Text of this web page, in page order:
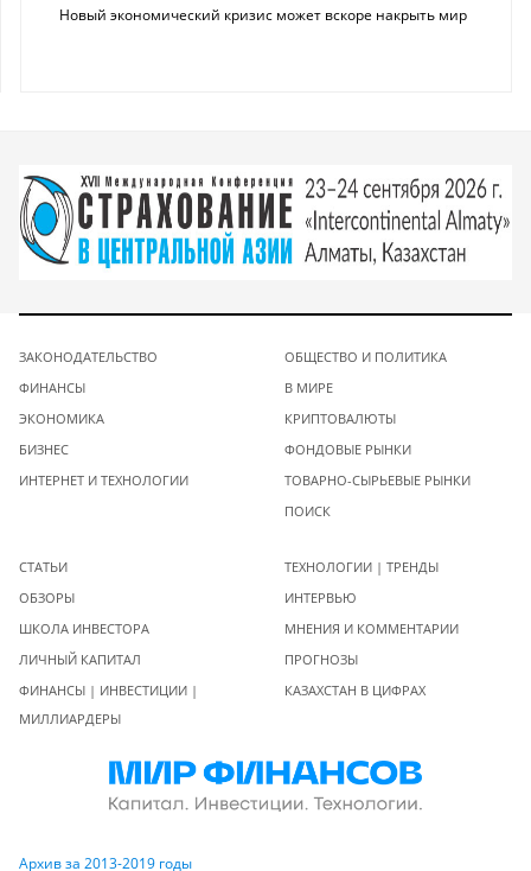
Новый экономический кризис может вскоре накрыть мир
ЗАКОНОДАТЕЛЬСТВО
ФИНАНСЫ
ЭКОНОМИКА
БИЗНЕС
ИНТЕРНЕТ И ТЕХНОЛОГИИ
ОБЩЕСТВО И ПОЛИТИКА
В МИРЕ
КРИПТОВАЛЮТЫ
ФОНДОВЫЕ РЫНКИ
ТОВАРНО-СЫРЬЕВЫЕ РЫНКИ
ПОИСК
СТАТЬИ
ОБЗОРЫ
ШКОЛА ИНВЕСТОРА
ЛИЧНЫЙ КАПИТАЛ
ФИНАНСЫ | ИНВЕСТИЦИИ |
МИЛЛИАРДЕРЫ
ТЕХНОЛОГИИ | ТРЕНДЫ
ИНТЕРВЬЮ
МНЕНИЯ И КОММЕНТАРИИ
ПРОГНОЗЫ
КАЗАХСТАН В ЦИФРАХ
Архив за 2013-2019 годы